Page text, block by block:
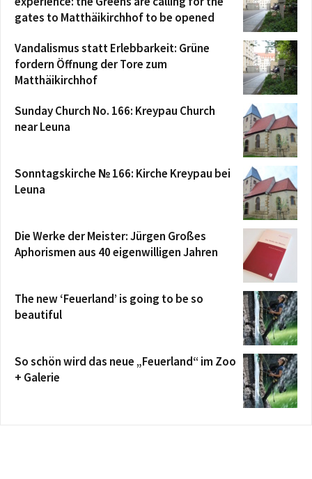
gates to Matthäikirchhof to be opened
Vandalismus statt Erlebbarkeit: Grüne
fordern Öffnung der Tore zum
Matthäikirchhof
Sunday Church No. 166: Kreypau Church
near Leuna
Sonntagskirche № 166: Kirche Kreypau bei
Leuna
Die Werke der Meister: Jürgen Großes
Aphorismen aus 40 eigenwilligen Jahren
The new ‘Feuerland’ is going to be so
beautiful
So schön wird das neue „Feuerland“ im Zoo
+ Galerie